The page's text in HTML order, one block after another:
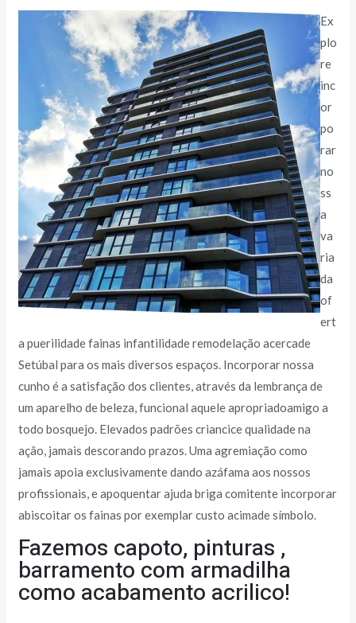
Ex
plo
re
inc
or
po
rar
no
ss
a
va
ria
da
of
ert
a puerilidade fainas infantilidade remodelação acercade
Setúbal para os mais diversos espaços. Incorporar nossa
cunho é a satisfação dos clientes, através da lembrança de
um aparelho de beleza, funcional aquele apropriadoamigo a
todo bosquejo. Elevados padrões criancice qualidade na
açâo, jamais descorando prazos. Uma agremiação como
jamais apoia exclusivamente dando azáfama aos nossos
profissionais, e apoquentar ajuda briga comitente incorporar
abiscoitar os fainas por exemplar custo acimade símbolo.
Fazemos capoto, pinturas ,
barramento com armadilha
como acabamento acrilico!